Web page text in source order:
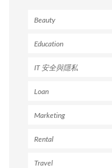
Beauty
Education
IT 安全與隱私
Loan
Marketing
Rental
Travel